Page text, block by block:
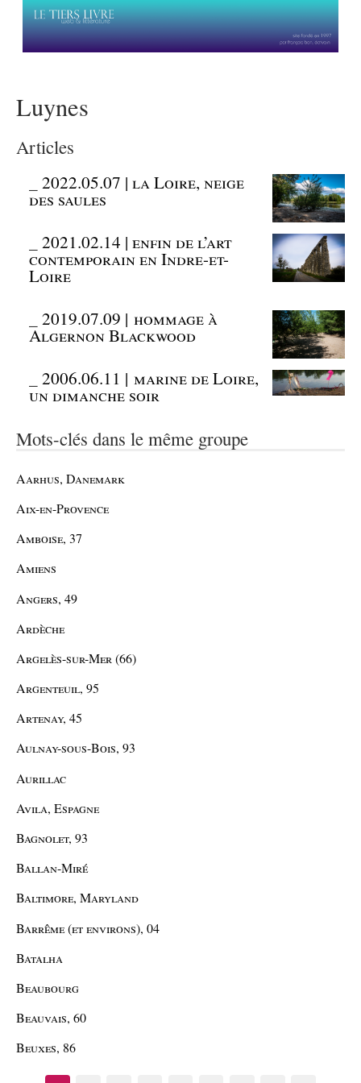
Luynes
Articles
_2022.05.07 | la Loire, neige
des saules
_2021.02.14 | enfin de l’art
contemporain en Indre-et-
Loire
_2019.07.09 | hommage à
Algernon Blackwood
_2006.06.11 | marine de Loire,
un dimanche soir
Mots-clés dans le même groupe
Aarhus, Danemark
Aix-en-Provence
Amboise, 37
Amiens
Angers, 49
Ardèche
Argelès-sur-Mer (66)
Argenteuil, 95
Artenay, 45
Aulnay-sous-Bois, 93
Aurillac
Avila, Espagne
Bagnolet, 93
Ballan-Miré
Baltimore, Maryland
Barrême (et environs), 04
Batalha
Beaubourg
Beauvais, 60
Beuxes, 86